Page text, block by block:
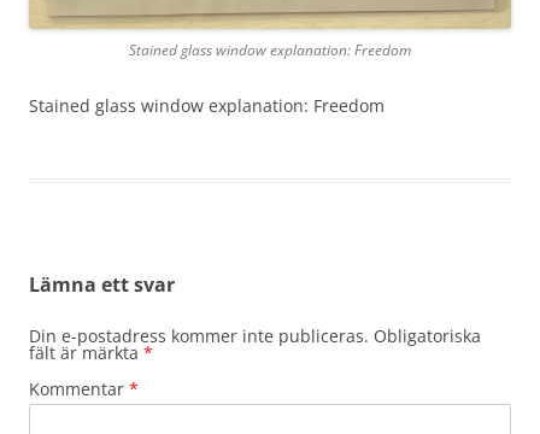
Stained glass window explanation: Freedom
Stained glass window explanation: Freedom
Lämna ett svar
Din e-postadress kommer inte publiceras. Obligatoriska
fält är märkta *
Kommentar *